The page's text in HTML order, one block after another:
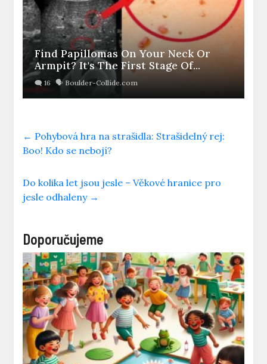
Find Papillomas On Your Neck Or
Armpit? It's The First Stage Of...
← Pohybová hra na strašidla: Strašidelný rej:
Boo! Kdo se nebojí?
Do kolika let jsou jesle – Věkové hranice pro
jesle odhaleny →
Doporučujeme